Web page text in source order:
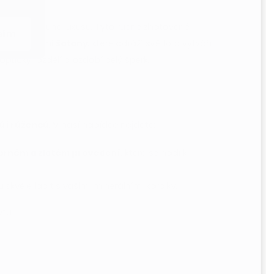
rozdělí a ozdobí celý šperk.
růženců
skvěle ladit s vašimi minerálními korálky.